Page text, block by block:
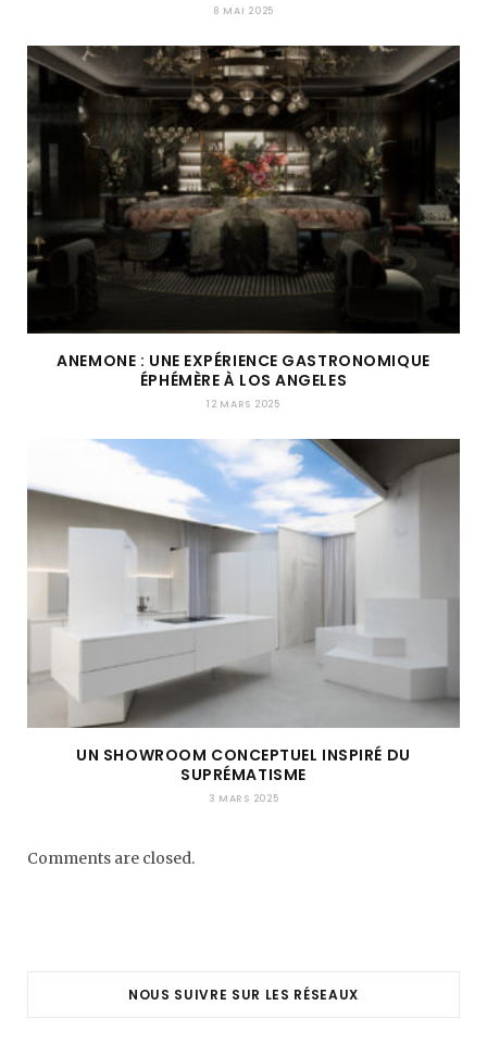
8 MAI 2025
ANEMONE : UNE EXPÉRIENCE GASTRONOMIQUE
ÉPHÉMÈRE À LOS ANGELES
12 MARS 2025
UN SHOWROOM CONCEPTUEL INSPIRÉ DU
SUPRÉMATISME
3 MARS 2025
Comments are closed.
NOUS SUIVRE SUR LES RÉSEAUX